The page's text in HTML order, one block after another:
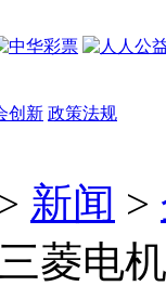
创新 政策法规
新闻 >
菱电